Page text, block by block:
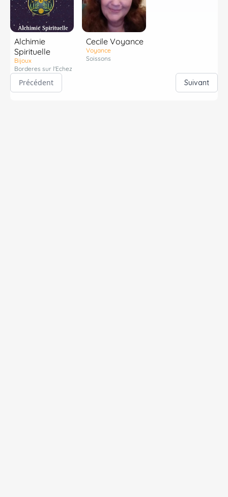
Alchimie
Spirituelle
Bijoux
Borderes sur l'Echez
Cecile Voyance
Voyance
Soissons
Précédent Suivant